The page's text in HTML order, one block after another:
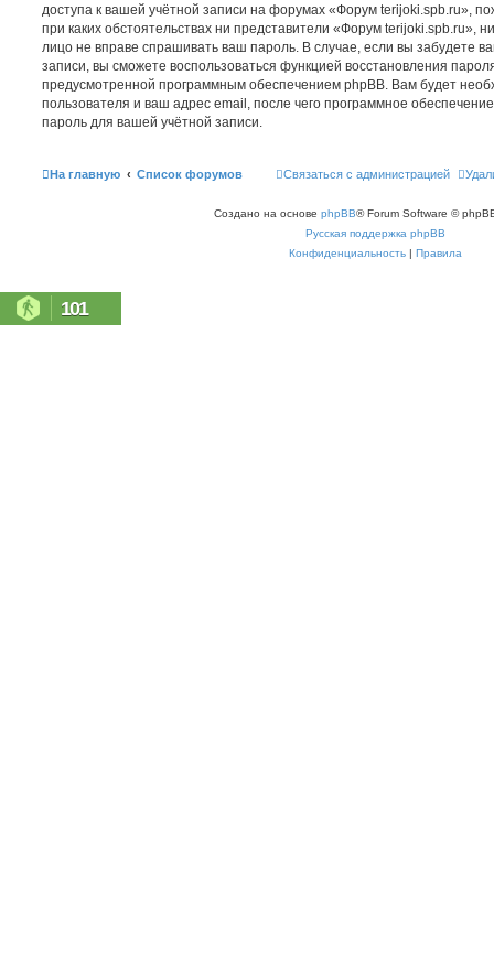
доступа к вашей учётной записи на форумах «Форум terijoki.spb.ru»,
при каких обстоятельствах ни представители «Форум terijoki.spb.ru»,
лицо не вправе спрашивать ваш пароль. В случае, если вы забудете
записи, вы сможете воспользоваться функцией восстановления
предусмотренной программным обеспечением phpBB. Вам будет
пользователя и ваш адрес email, после чего программное
пароль для вашей учётной записи.
На главную Список форумов Связаться с администрацией
Создано на основе phpBB® Forum Software ©
Русская поддержка phpBB
Конфиденциальность | Правила
101